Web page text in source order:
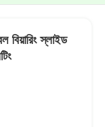
বিয়ারিং স্লাইড